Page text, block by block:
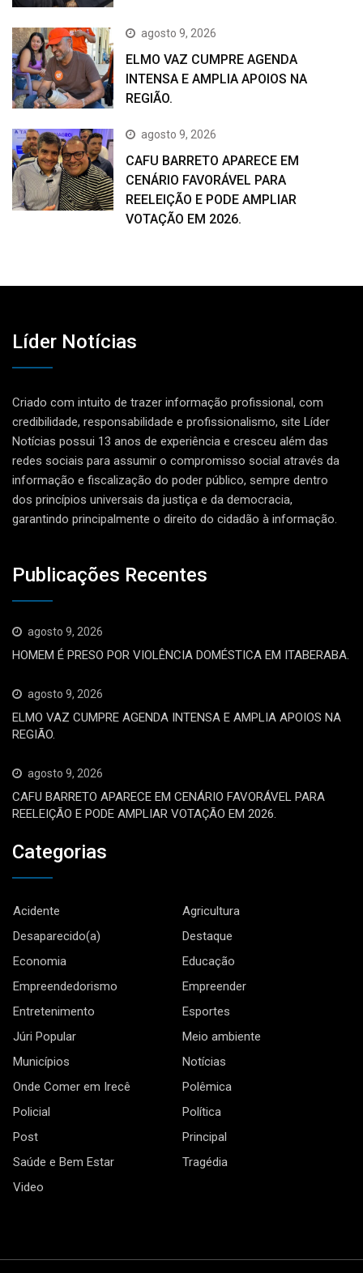
agosto 9, 2026
ELMO VAZ CUMPRE AGENDA
INTENSA E AMPLIA APOIOS NA
REGIÃO.
agosto 9, 2026
CAFU BARRETO APARECE EM
CENÁRIO FAVORÁVEL PARA
REELEIÇÃO E PODE AMPLIAR
VOTAÇÃO EM 2026.
Líder Notícias
Criado com intuito de trazer informação profissional, com
credibilidade, responsabilidade e profissionalismo, site Líder
Notícias possui 13 anos de experiência e cresceu além das
redes sociais para assumir o compromisso social através da
informação e fiscalização do poder público, sempre dentro
dos princípios universais da justiça e da democracia,
garantindo principalmente o direito do cidadão à informação.
Publicações Recentes
agosto 9, 2026
HOMEM É PRESO POR VIOLÊNCIA DOMÉSTICA EM ITABERABA.
agosto 9, 2026
ELMO VAZ CUMPRE AGENDA INTENSA E AMPLIA APOIOS NA
REGIÃO.
agosto 9, 2026
CAFU BARRETO APARECE EM CENÁRIO FAVORÁVEL PARA
REELEIÇÃO E PODE AMPLIAR VOTAÇÃO EM 2026.
Categorias
Acidente
Agricultura
Desaparecido(a)
Destaque
Economia
Educação
Empreendedorismo
Empreender
Entretenimento
Esportes
Júri Popular
Meio ambiente
Municípios
Notícias
Onde Comer em Irecê
Polêmica
Policial
Política
Post
Principal
Saúde e Bem Estar
Tragédia
Video